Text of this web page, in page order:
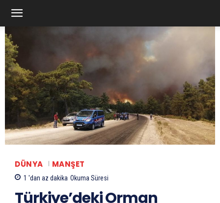
DÜNYA MANŞET
1 'dan az dakika Okuma Süresi
Türkiye’deki Orman